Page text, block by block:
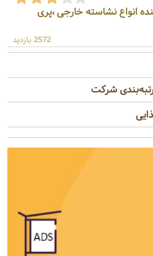
فروشنده وارد کننده انواع نشاسته خارجی ،پری
2572 بازدید
شرکت